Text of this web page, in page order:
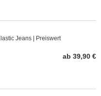
Jeans | Preiswert
ab 39,90 €